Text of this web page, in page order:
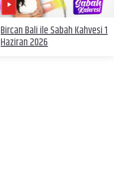
Bircan Bali ile Sabah Kahvesi 1
Haziran 2026